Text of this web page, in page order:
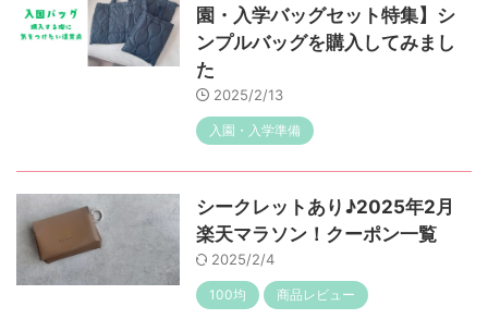
園・入学バッグセット特集】シ
ンプルバッグを購入してみまし
た
2025/2/13
入園・入学準備
シークレットあり♪2025年2月
楽天マラソン！クーポン一覧
2025/2/4
100均 商品レビュー